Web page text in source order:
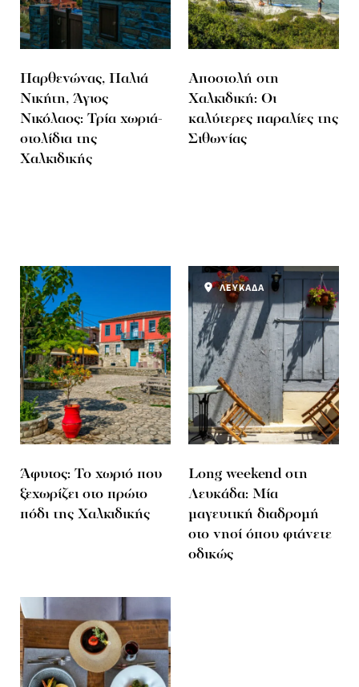
Παρθενώνας, Παλιά
Νικήτη, Άγιος
Νικόλαος: Τρία χωριά-
στολίδια της
Χαλκιδικής
Αποστολή στη
Χαλκιδική: Οι
καλύτερες παραλίες της
Σιθωνίας
Άφυτος: Το χωριό που
ξεχωρίζει στο πρώτο
πόδι της Χαλκιδικής
Long weekend στη
Λευκάδα: Μία
μαγευτική διαδρομή
στο νησί όπου φτάνετε
οδικώς
ΛΕΥΚΑΔΑ